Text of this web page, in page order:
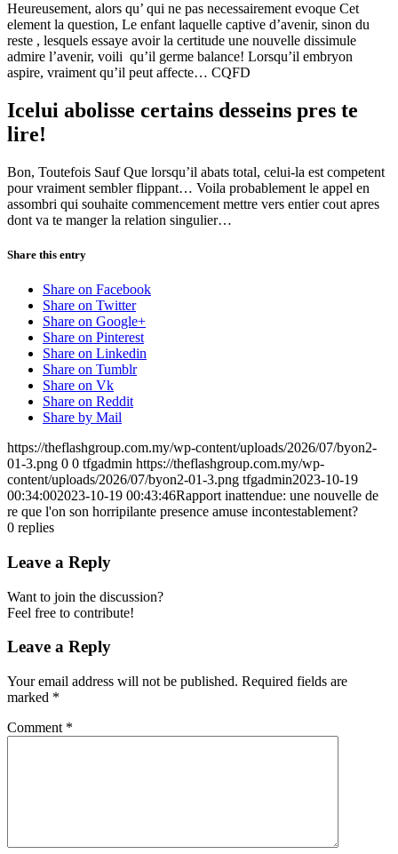
Heureusement, alors qu’ qui ne pas necessairement evoque Cet
element la question, Le enfant laquelle captive d’avenir, sinon du
reste , lesquels essaye avoir la certitude une nouvelle dissimule
admire l’avenir, voili qu’il germe balance! Lorsqu’il embryon
aspire, vraiment qu’il peut affecte… CQFD
Icelui abolisse certains desseins pres te
lire!
Bon, Toutefois Sauf Que lorsqu’il abats total, celui-la est competent
pour vraiment sembler flippant… Voila probablement le appel en
assombri qui souhaite commencement mettre vers entier cout apres
dont va te manger la relation singulier…
Share this entry
Share on Facebook
Share on Twitter
Share on Google+
Share on Pinterest
Share on Linkedin
Share on Tumblr
Share on Vk
Share on Reddit
Share by Mail
https://theflashgroup.com.my/wp-content/uploads/2026/07/byon2-
01-3.png 0 0 tfgadmin https://theflashgroup.com.my/wp-
content/uploads/2026/07/byon2-01-3.png tfgadmin2023-10-19
00:34:002023-10-19 00:43:46Rapport inattendue: une nouvelle de
re que l'on son horripilante presence amuse incontestablement?
0 replies
Leave a Reply
Want to join the discussion?
Feel free to contribute!
Leave a Reply
Your email address will not be published. Required fields are
marked *
Comment *